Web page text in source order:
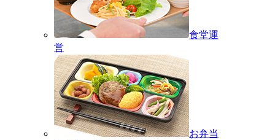
食堂運
営
お弁当